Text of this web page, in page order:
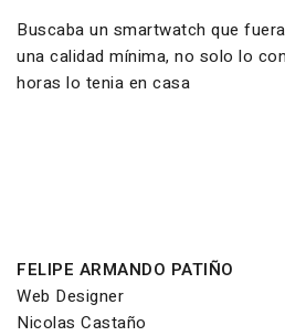
Buscaba un smartwatch que
una calidad mínima, no solo lo
horas lo tenia en casa
FELIPE ARMANDO PATIÑO
Web Designer
Nicolas Castaño